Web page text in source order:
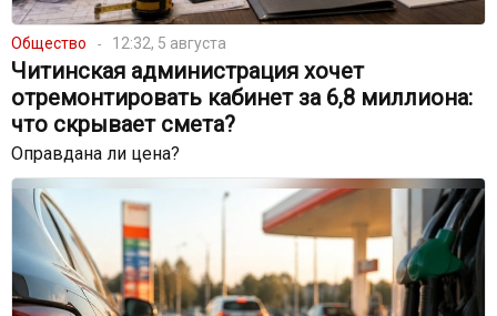
Общество 12:32, 5 августа
Читинская администрация хочет
отремонтировать кабинет за 6,8 миллиона:
что скрывает смета?
Оправдана ли цена?